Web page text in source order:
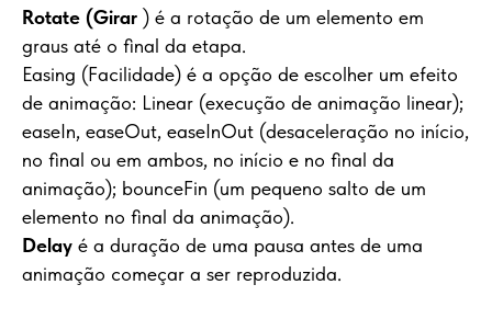
Rotate (Girar ) é a rotação de um elemento em
graus até o final da etapa.
Easing (Facilidade) é a opção de escolher um efeito
de animação: Linear (execução de animação linear);
easeIn, easeOut, easeInOut (desaceleração no início,
no final ou em ambos, no início e no final da
animação); bounceFin (um pequeno salto de um
elemento no final da animação).
Delay é a duração de uma pausa antes de uma
animação começar a ser reproduzida.